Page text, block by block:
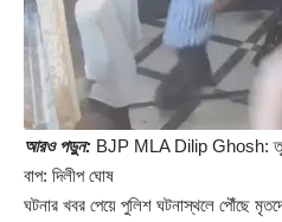
আরও পড়ুন: BJP MLA Dilip Ghosh:
বাপ: দিলীপ ঘোষ
ঘটনার খবর পেয়ে পুলিশ ঘটনাস্থলে পৌঁছে